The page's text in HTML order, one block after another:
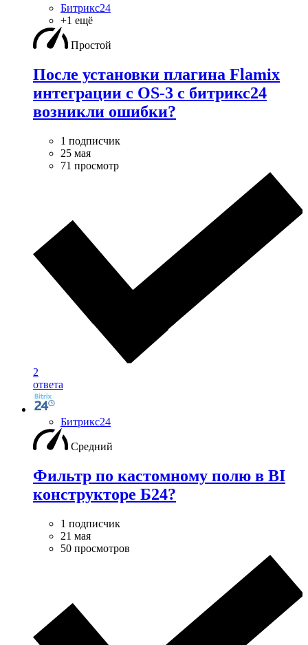
Битрикс24
+1 ещё
Простой
После установки плагина Flamix
интеграции с OS-3 с битрикс24
возникли ошибки?
1 подписчик
25 мая
71 просмотр
2
ответа
Битрикс24
Средний
Фильтр по кастомному полю в BI
конструкторе Б24?
1 подписчик
21 мая
50 просмотров